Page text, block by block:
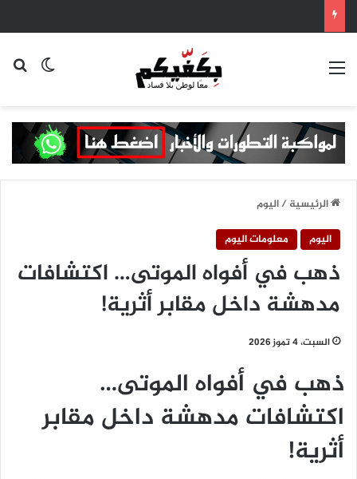
القائمة
الرئيسية/اليوم
اليوم
معلومات اليوم
ذهب في أفواه الموتى… اكتشافات
مدهشة داخل مقابر أثرية!
السبت، 4 تموز 2026
ذهب في أفواه الموتى…
اكتشافات مدهشة داخل مقابر
أثرية!